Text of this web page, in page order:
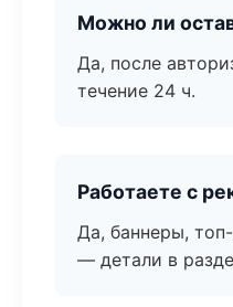
Можно ли
Да, после
течение 24 ч.
Работаете с
Да, баннеры,
— детали в